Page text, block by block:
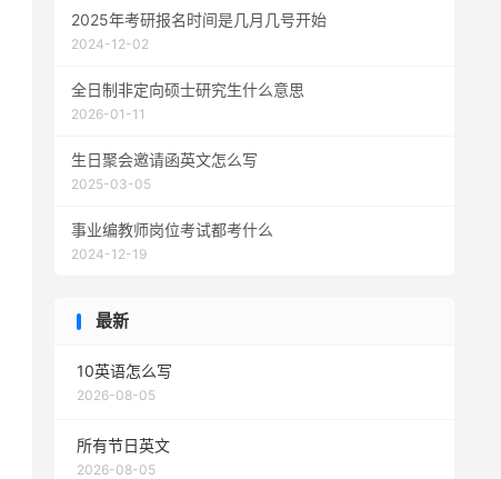
2025年考研报名时间是几月几号开始
2024-12-02
全日制非定向硕士研究生什么意思
2026-01-11
生日聚会邀请函英文怎么写
2025-03-05
事业编教师岗位考试都考什么
2024-12-19
最新
10英语怎么写
2026-08-05
所有节日英文
2026-08-05